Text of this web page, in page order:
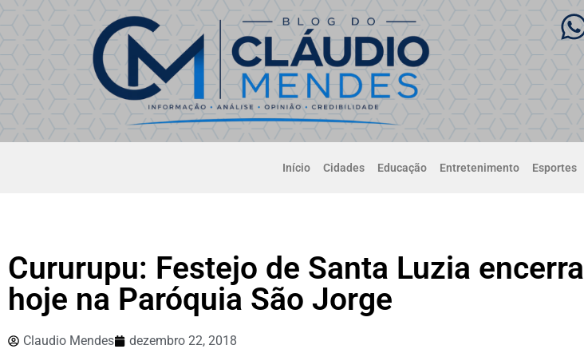
Início Cidades Educação Entretenimento Esportes
Cururupu: Festejo de Santa Luzia encerra
hoje na Paróquia São Jorge
Claudio Mendes dezembro 22, 2018